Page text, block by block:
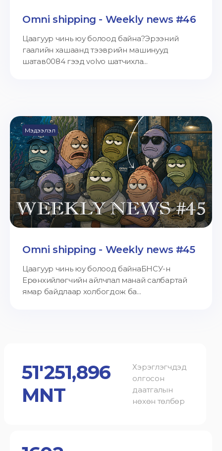
Omni shipping - Weekly news #46
Цаагуур чинь юу болоод байна?Эрээний
гаалийн хашаанд тээврийн машинууд
шатав0084 гээд volvo шатчихла...
Мэдээлэл
Omni shipping - Weekly news #45
Цаагуур чинь юу болоод байнаБНСУ-н
Ерөнхийлөгчийн айлчлал манай салбартай
ямар байдлаар холбогдож ба...
51'251,896
MNT
Хэрэглэгчдэд
олгосон
даатгалын
нөхөн төлбөр